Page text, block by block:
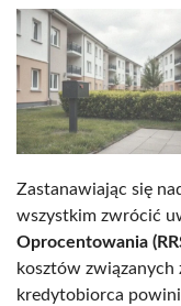
Zastanawiając się
wszystkim zwrócić
Oprocentowania
kosztów związanych
kredytobiorca